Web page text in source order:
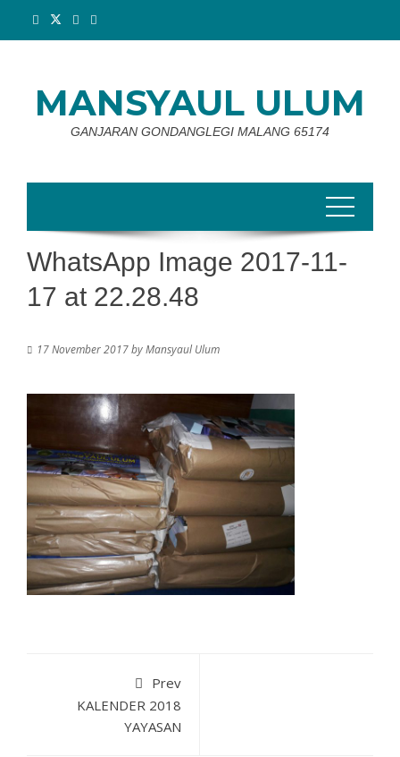
MANSYAUL ULUM
GANJARAN GONDANGLEGI MALANG 65174
WhatsApp Image 2017-11-
17 at 22.28.48
17 November 2017byMansyaul Ulum
Prev
KALENDER 2018
YAYASAN